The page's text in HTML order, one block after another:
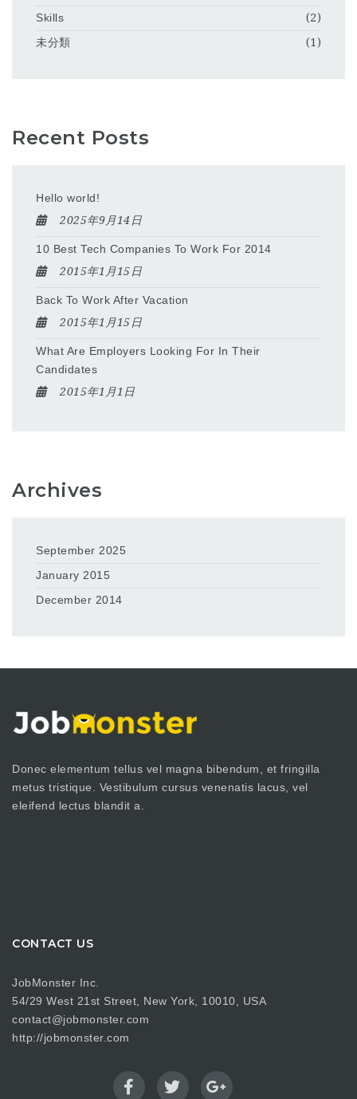
Skills
(2)
未分類
(1)
Recent Posts
Hello world!
2025年9月14日
10 Best Tech Companies To Work For 2014
2015年1月15日
Back To Work After Vacation
2015年1月15日
What Are Employers Looking For In Their
Candidates
2015年1月1日
Archives
September 2025
January 2015
December 2014
Donec elementum tellus vel magna bibendum, et fringilla
metus tristique. Vestibulum cursus venenatis lacus, vel
eleifend lectus blandit a.
CONTACT US
JobMonster Inc.
54/29 West 21st Street, New York, 10010, USA
contact@jobmonster.com
http://jobmonster.com